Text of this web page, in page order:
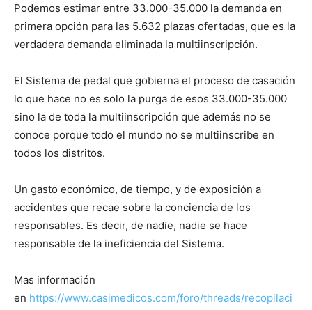
Podemos estimar entre 33.000-35.000 la demanda en
primera opción para las 5.632 plazas ofertadas, que es la
verdadera demanda eliminada la multiinscripción.
El Sistema de pedal que gobierna el proceso de casación
lo que hace no es solo la purga de esos 33.000-35.000
sino la de toda la multiinscripción que además no se
conoce porque todo el mundo no se multiinscribe en
todos los distritos.
Un gasto económico, de tiempo, y de exposición a
accidentes que recae sobre la conciencia de los
responsables. Es decir, de nadie, nadie se hace
responsable de la ineficiencia del Sistema.
Mas información
en https://www.casimedicos.com/foro/threads/recopilaci